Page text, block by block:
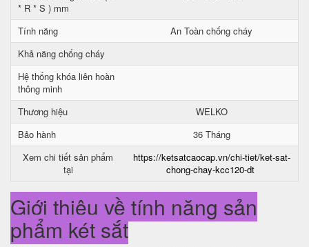
* R * S ) mm
Tính năng
An Toàn chống cháy
Khả năng chống cháy
Hệ thống khóa liên hoàn
thông minh
Thương hiệu
WELKO
Bảo hành
36 Tháng
Xem chi tiết sản phẩm
tại
https://ketsatcaocap.vn/chi-tiet/ket-sat-
chong-chay-kcc120-dt
Giới thiệu về tính năng sản
phẩm két sắt